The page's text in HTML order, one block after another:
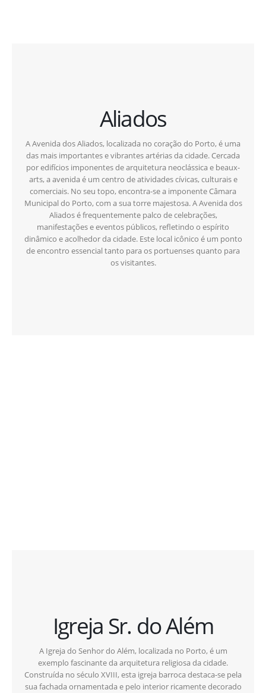
Aliados
A Avenida dos Aliados, localizada no coração do Porto, é uma
das mais importantes e vibrantes artérias da cidade. Cercada
por edifícios imponentes de arquitetura neoclássica e beaux-
arts, a avenida é um centro de atividades cívicas, culturais e
comerciais. No seu topo, encontra-se a imponente Câmara
Municipal do Porto, com a sua torre majestosa. A Avenida dos
Aliados é frequentemente palco de celebrações,
manifestações e eventos públicos, refletindo o espírito
dinâmico e acolhedor da cidade. Este local icônico é um ponto
de encontro essencial tanto para os portuenses quanto para
os visitantes.
Igreja Sr. do Além
A Igreja do Senhor do Além, localizada no Porto, é um
exemplo fascinante da arquitetura religiosa da cidade.
Construída no século XVIII, esta igreja barroca destaca-se pela
sua fachada ornamentada e pelo interior ricamente decorado